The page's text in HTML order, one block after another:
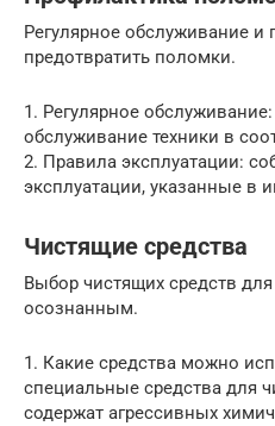
Регулярное обслуживание и
предотвратить поломки.
1. Регулярное
обслуживание техники в
2. Правила эксплуатации:
эксплуатации, указанные в
Чистящие средства
Выбор чистящих средств
осознанным.
1. Какие средства можно
специальные средства для
содержат агрессивных